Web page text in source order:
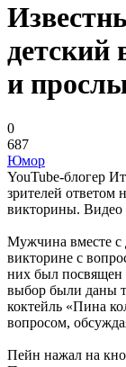
детский
и
0
687
Юмор
YouTube-блогер
зрителей ответом
викторины. Видео
Мужчина вместе с
викторине с
них был посвящен
выбор были даны
коктейль «Пина
вопросом,
Пейн нажал на